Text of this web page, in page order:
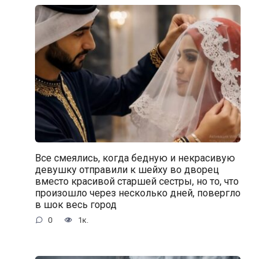
Все смеялись, когда бедную и некрасивую
девушку отправили к шейху во дворец
вместо красивой старшей сестры, но то, что
произошло через несколько дней, повергло
в шок весь город
0 1к.